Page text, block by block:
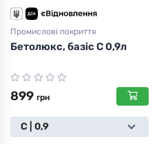
Промислові покриття
Бетолюкс, базіс С 0,9л
899 грн
С | 0,9